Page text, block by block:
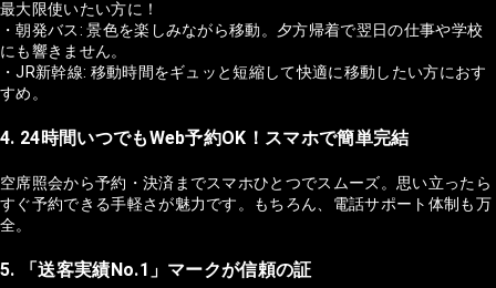
最大限使いたい方に！
・朝発バス: 景色を楽しみながら移動。夕方帰着で翌日の仕事や学校
にも響きません。
・JR新幹線: 移動時間をギュッと短縮して快適に移動したい方におす
すめ。
4. 24時間いつでもWeb予約OK！スマホで簡単完結
空席照会から予約・決済までスマホひとつでスムーズ。思い立ったら
すぐ予約できる手軽さが魅力です。もちろん、電話サポート体制も万
全。
5. 「送客実績No.1」マークが信頼の証